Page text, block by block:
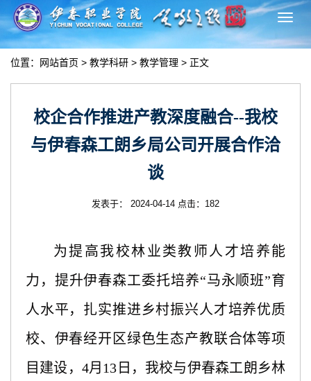
切
换
位置： 网站首页 > 教学科研 > 教学管理 > 正文
校企合作推进产教深度融合--我校
与伊春森工朗乡局公司开展合作洽
谈
发表于： 2024-04-14 点击： 182
为提高我校林业类教师人才培养能
力，提升伊春森工委托培养“马永顺班”育
人水平，扎实推进乡村振兴人才培养优质
校、伊春经开区绿色生态产教联合体等项
目建设，4月13日，我校与伊春森工朗乡林